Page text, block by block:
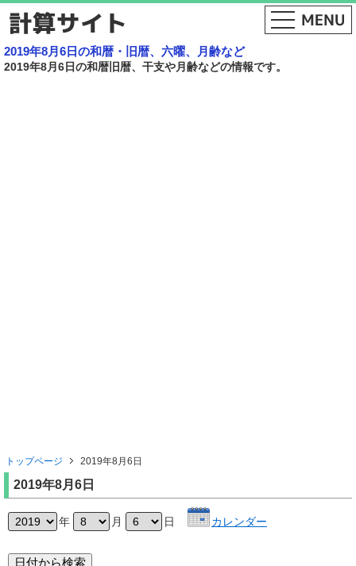
2019年8月6日の和暦・旧暦、六曜、月齢など
2019年8月6日の和暦旧暦、干支や月齢などの情報です。
トップページ 2019年8月6日
2019年8月6日
年 月 日 カレンダー